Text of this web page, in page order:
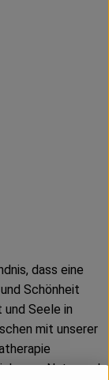
dass eine
Schönheit
Seele in
mit unserer
zur Natur und